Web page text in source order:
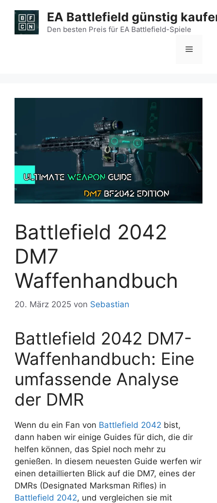
Inhalt
springen
EA Battlefield günstig
Den besten Preis für EA Battlefield-Spiele
Menü
Battlefield 2042
DM7
Waffenhandbuch
20. März 2025 von Sebastian
Battlefield 2042 DM7-
Waffenhandbuch: Eine
umfassende Analyse
der DMR
Wenn du ein Fan von Battlefield 2042 bist,
dann haben wir einige Guides für dich, die dir
helfen können, das Spiel noch mehr zu
genießen. In diesem neuesten Guide werfen wir
einen detaillierten Blick auf die DM7, eines der
DMRs (Designated Marksman Rifles) in
Battlefield 2042, und vergleichen sie mit